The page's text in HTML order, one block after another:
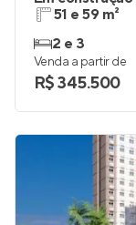
51 e 59 m²
2 e 3
Venda a partir de
R$ 345.500